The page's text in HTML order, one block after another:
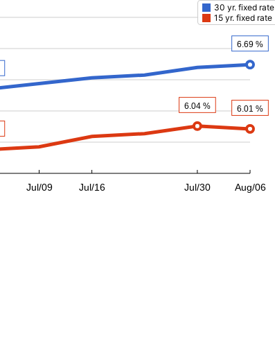
Jul/09 Jul/16 Jul/30 Aug/06
6.69 %
6.04 %
6.01 %
30 yr. fixed rate
15 yr. fixed rate